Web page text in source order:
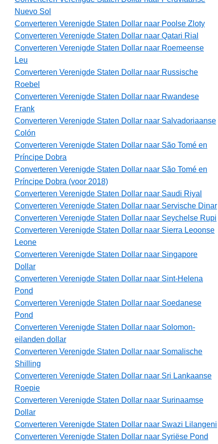
Nuevo Sol
Converteren Verenigde Staten Dollar naar Poolse Zloty
Converteren Verenigde Staten Dollar naar Qatari Rial
Converteren Verenigde Staten Dollar naar Roemeense
Leu
Converteren Verenigde Staten Dollar naar Russische
Roebel
Converteren Verenigde Staten Dollar naar Rwandese
Frank
Converteren Verenigde Staten Dollar naar Salvadoriaanse
Colón
Converteren Verenigde Staten Dollar naar São Tomé en
Príncipe Dobra
Converteren Verenigde Staten Dollar naar São Tomé en
Príncipe Dobra (voor 2018)
Converteren Verenigde Staten Dollar naar Saudi Riyal
Converteren Verenigde Staten Dollar naar Servische Dinar
Converteren Verenigde Staten Dollar naar Seychelse Rupi
Converteren Verenigde Staten Dollar naar Sierra Leoonse
Leone
Converteren Verenigde Staten Dollar naar Singapore
Dollar
Converteren Verenigde Staten Dollar naar Sint-Helena
Pond
Converteren Verenigde Staten Dollar naar Soedanese
Pond
Converteren Verenigde Staten Dollar naar Solomon-
eilanden dollar
Converteren Verenigde Staten Dollar naar Somalische
Shilling
Converteren Verenigde Staten Dollar naar Sri Lankaanse
Roepie
Converteren Verenigde Staten Dollar naar Surinaamse
Dollar
Converteren Verenigde Staten Dollar naar Swazi Lilangeni
Converteren Verenigde Staten Dollar naar Syriëse Pond